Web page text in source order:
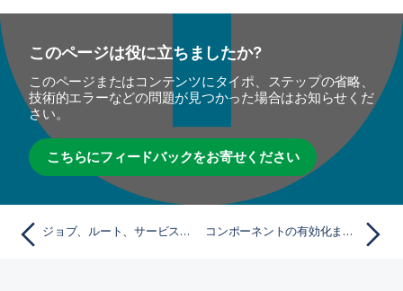
このページは役に立ちましたか?
このページまたはコンテンツにタイポ、ステップの省略、
技術的エラーなどの問題が見つかった場合はお知らせくだ
さい。
こちらにフィードバックをお寄せください
ジョブ、ルート、サービスを管理 コンポーネントの有効化または無効化